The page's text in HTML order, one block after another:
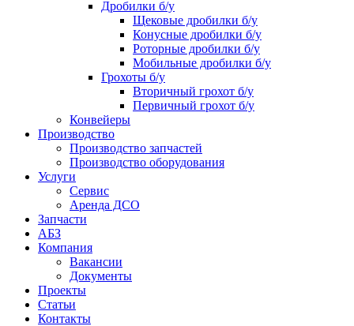
Дробилки б/у
Щековые дробилки б/у
Конусные дробилки б/у
Роторные дробилки б/у
Мобильные дробилки б/у
Грохоты б/у
Вторичный грохот б/у
Первичный грохот б/у
Конвейеры
Производство
Производство запчастей
Производство оборудования
Услуги
Сервис
Аренда ДСО
Запчасти
АБЗ
Компания
Вакансии
Документы
Проекты
Статьи
Контакты